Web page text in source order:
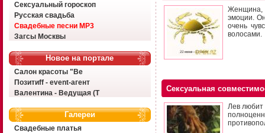
Сексуальный гороскоп
Русская свадьба
Свадебные песни MP3
Загсы Москвы
Новое на портале
Салон красоты "Ве
Позитиff - event-агент
Валентина - Ведущая (Т
Галереи
Свадебные платья
Женщина,
эмоции.
очень
волосами.
Сексуальная
Лев любит